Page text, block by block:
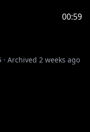
00:59
· Archived 2 weeks ago